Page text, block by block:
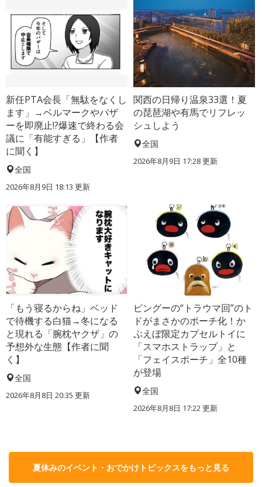
新任PTA会長「無駄をなくし
ます」→ベルマークやバザ
ーを即廃止!?爆速で終わる会
議に「有能すぎる」【作者
に聞く】
全国
2026年8月9日 18:13 更新
関西の日帰り温泉33選！夏
の琵琶湖や有馬でリフレッ
シュしよう
全国
2026年8月9日 17:28更新
「もう寝るからね」ベッド
で待機する白猫→冬になる
と現れる「腕枕ヤクザ」の
予想外な生態【作者に聞
く】
全国
2026年8月8日 20:35 更新
ピングーの“トラウマ回”のト
ドがまさかのポーチ化！か
ぷえぼ限定カプセルトイに
「スマホストラップ」と
「フェイスポーチ」全10種
が登場
全国
2026年8月8日 17:22更新
夏休みのイベント・おでかけトピックスをもっと見る